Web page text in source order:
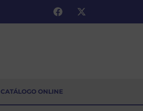
CATÁLOGO ONLINE